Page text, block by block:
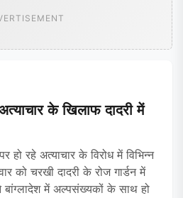
के खिलाफ दादरी में
हो रहे अत्याचार के विरोध में विभिन्न
को चरखी दादरी के रोज गार्डन में
बांग्लादेश में अल्पसंख्यकों के साथ हो